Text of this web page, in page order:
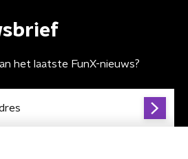
het laatste FunX-nieuws?